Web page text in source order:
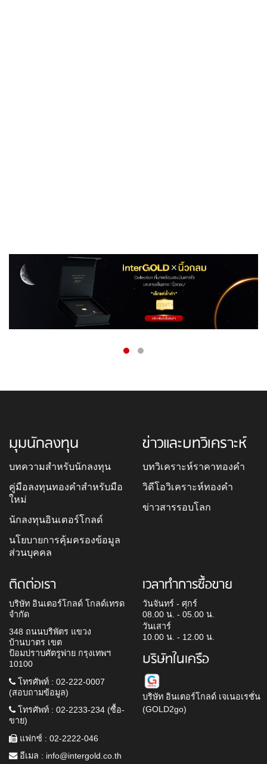
มุมนักลงทุน
บทความสำหรับนักลงทุน
คู่มือลงทุนทองคำสำหรับมือ
ใหม่
นักลงทุนอินเตอร์โกลด์
นโยบายการคุ้มครองข้อมูล
ส่วนบุคคล
ข่าวและบทวิเคราะห์
บทวิเคราะห์ราคาทองคำ
วิดีโอวิเคราะห์ทองคำ
ข่าวสารรอบโลก
ติดต่อเรา
บริษัท อินเตอร์โกลด์ โกลด์เทรด
จำกัด
348 ถนนบริพัตร แขวง
บ้านบาตร เขต
ป้อมปราบศัตรูพ่าย กรุงเทพฯ
10100
โทรศัพท์ : 02-222-0007
(สอบถามข้อมูล)
โทรศัพท์ : 02-2233-234 (ซื้อ-
ขาย)
แฟกซ์ : 02-2222-046
อีเมล : info@intergold.co.th
เวลาทำการซื้อขาย
วันจันทร์ - ศุกร์
08.00 น. - 05.00 น.
วันเสาร์
10.00 น. - 12.00 น.
บริษัทในเครือ
บริษัท อินเตอร์โกลด์ เจเนอเรชั่น
(GOLD2go)